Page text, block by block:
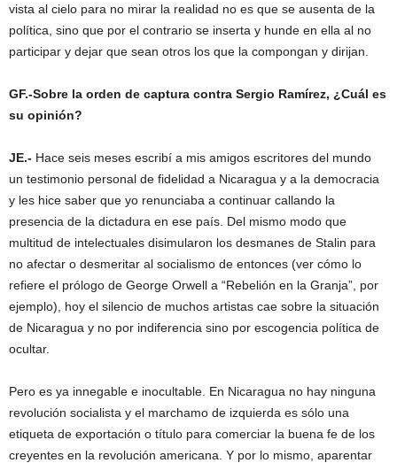
vista al cielo para no mirar la realidad no es que se ausenta de la
política, sino que por el contrario se inserta y hunde en ella al no
participar y dejar que sean otros los que la compongan y dirijan.
GF.-Sobre la orden de captura contra Sergio Ramírez, ¿Cuál es
su opinión?
JE.- Hace seis meses escribí a mis amigos escritores del mundo
un testimonio personal de fidelidad a Nicaragua y a la democracia
y les hice saber que yo renunciaba a continuar callando la
presencia de la dictadura en ese país. Del mismo modo que
multitud de intelectuales disimularon los desmanes de Stalin para
no afectar o desmeritar al socialismo de entonces (ver cómo lo
refiere el prólogo de George Orwell a “Rebelión en la Granja”, por
ejemplo), hoy el silencio de muchos artistas cae sobre la situación
de Nicaragua y no por indiferencia sino por escogencia política de
ocultar.
Pero es ya innegable e inocultable. En Nicaragua no hay ninguna
revolución socialista y el marchamo de izquierda es sólo una
etiqueta de exportación o título para comerciar la buena fe de los
creyentes en la revolución americana. Y por lo mismo, aparentar